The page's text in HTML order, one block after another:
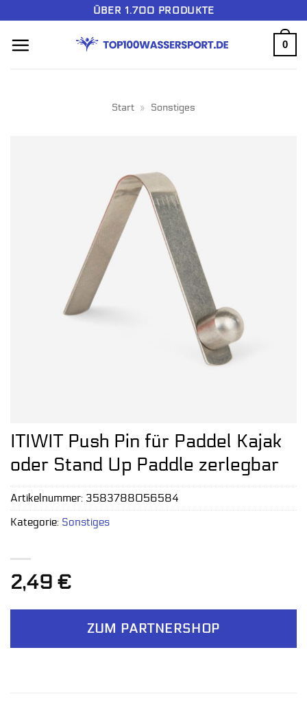
springen
ÜBER 1.700 PRODUKTE
0
Start » Sonstiges
ITIWIT Push Pin für Paddel Kajak
oder Stand Up Paddle zerlegbar
2,49 €
ZUM PARTNERSHOP
Artikelnummer: 3583788056584
Kategorie: Sonstiges